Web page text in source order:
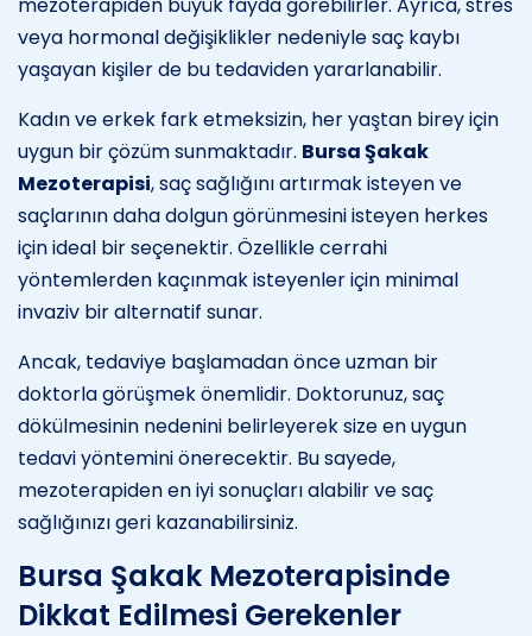
veya hormonal değişiklikler nedeniyle saç kaybı
yaşayan kişiler de bu tedaviden yararlanabilir.
Kadın ve erkek fark etmeksizin, her yaştan birey için
uygun bir çözüm sunmaktadır. Bursa Şakak
Mezoterapisi, saç sağlığını artırmak isteyen ve
saçlarının daha dolgun görünmesini isteyen herkes
için ideal bir seçenektir. Özellikle cerrahi
yöntemlerden kaçınmak isteyenler için minimal
invaziv bir alternatif sunar.
Ancak, tedaviye başlamadan önce uzman bir
doktorla görüşmek önemlidir. Doktorunuz, saç
dökülmesinin nedenini belirleyerek size en uygun
tedavi yöntemini önerecektir. Bu sayede,
mezoterapiden en iyi sonuçları alabilir ve saç
sağlığınızı geri kazanabilirsiniz.
Bursa Şakak Mezoterapisinde
Dikkat Edilmesi Gerekenler